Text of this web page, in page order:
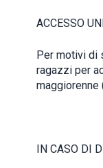
ACCESSO
Per motivi di
ragazzi per
maggiorenne
IN CASO DI